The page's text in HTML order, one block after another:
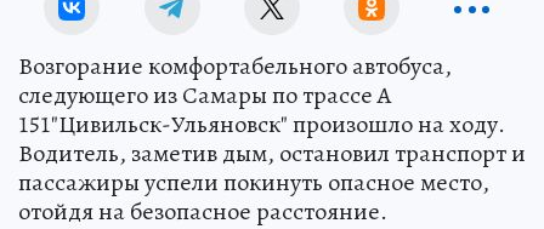
Возгорание комфортабельного автобуса,
следующего из Самары по трассе А
151"Цивильск-Ульяновск" произошло на ходу.
Водитель, заметив дым, остановил транспорт и
пассажиры успели покинуть опасное место,
отойдя на безопасное расстояние.